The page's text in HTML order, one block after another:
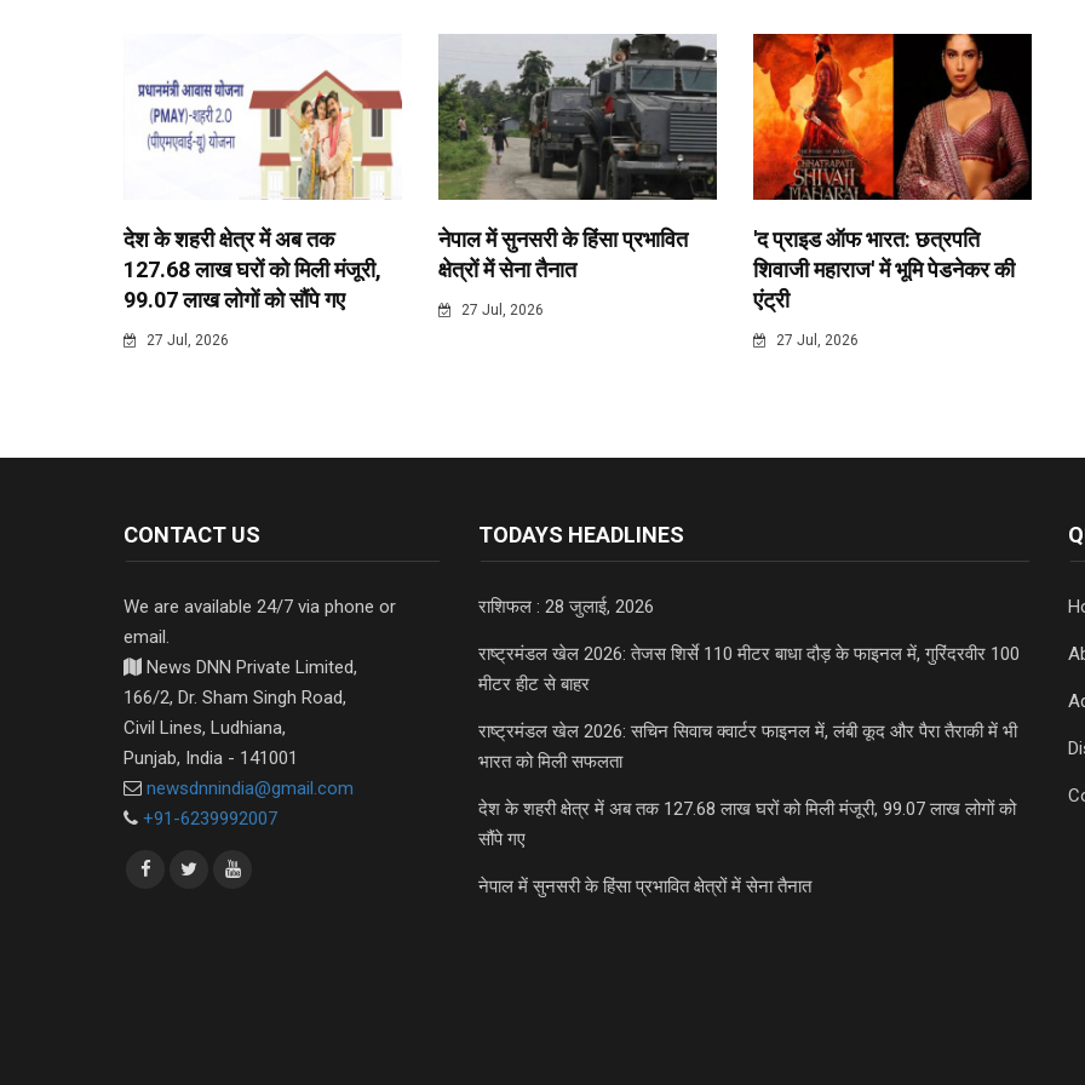
देश के शहरी क्षेत्र में अब तक
127.68 लाख घरों को मिली मंजूरी,
99.07 लाख लोगों को सौंपे गए
27 Jul, 2026
नेपाल में सुनसरी के हिंसा प्रभावित
क्षेत्रों में सेना तैनात
27 Jul, 2026
'द प्राइड ऑफ भारत: छत्रपति
शिवाजी महाराज' में भूमि पेडनेकर की
एंट्री
27 Jul, 2026
CONTACT US
We are available 24/7 via phone or
email.
News DNN Private Limited,
166/2, Dr. Sham Singh Road,
Civil Lines, Ludhiana,
Punjab, India - 141001
newsdnnindia@gmail.com
+91-6239992007
TODAYS HEADLINES
राशिफल : 28 जुलाई, 2026
राष्ट्रमंडल खेल 2026: तेजस शिर्से 110 मीटर बाधा दौड़ के फाइनल में, गुरिंदरवीर 100
मीटर हीट से बाहर
राष्ट्रमंडल खेल 2026: सचिन सिवाच क्वार्टर फाइनल में, लंबी कूद और पैरा तैराकी में भी
भारत को मिली सफलता
देश के शहरी क्षेत्र में अब तक 127.68 लाख घरों को मिली मंजूरी, 99.07 लाख लोगों को
सौंपे गए
नेपाल में सुनसरी के हिंसा प्रभावित क्षेत्रों में सेना तैनात